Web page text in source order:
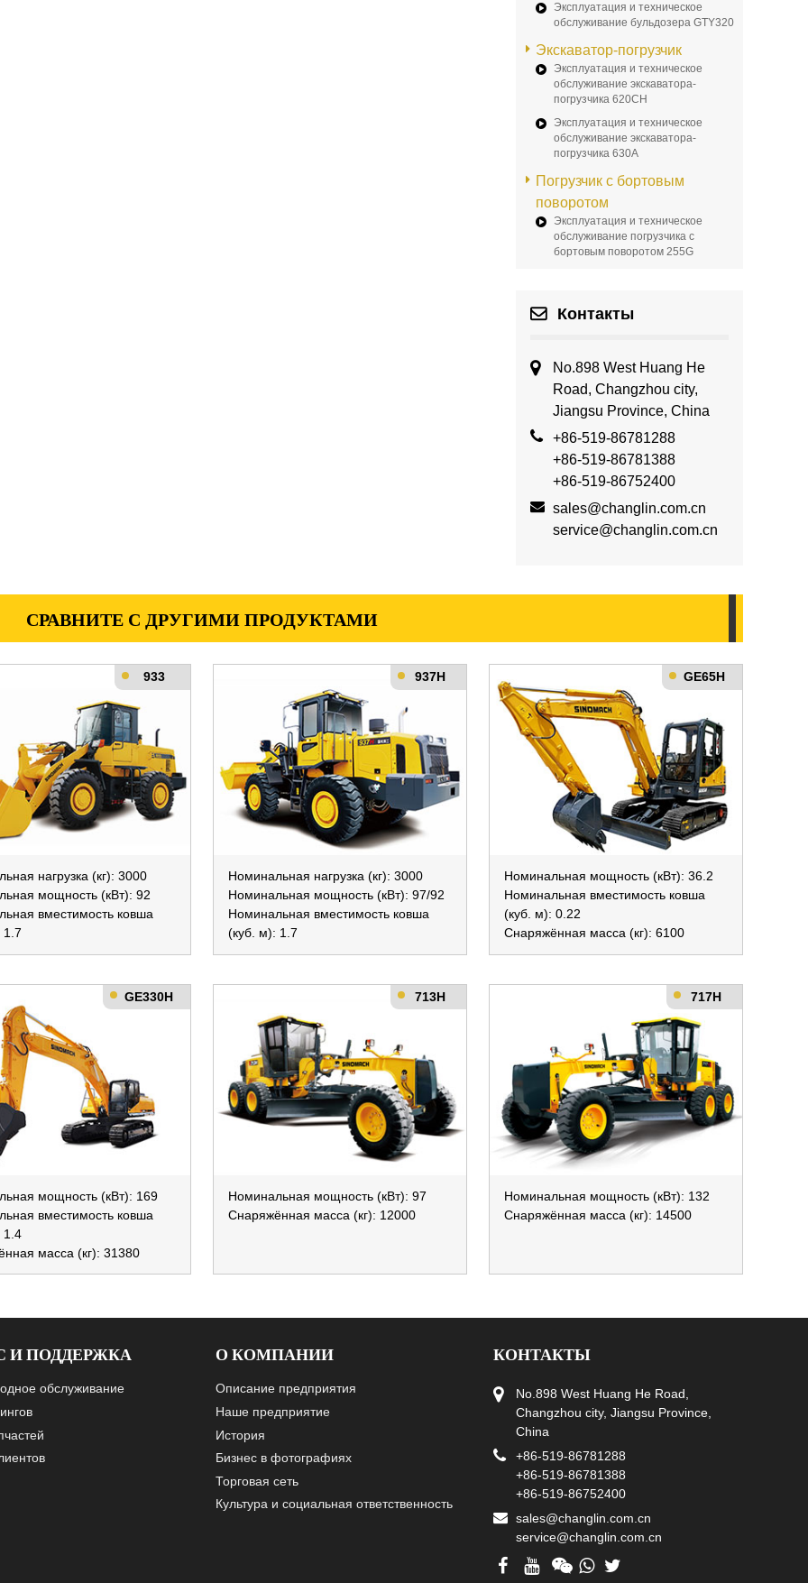
Эксплуатация и техническое
обслуживание бульдозера GTY320
Экскаватор-погрузчик
Эксплуатация и техническое
обслуживание экскаватора-
погрузчика 620CH
Эксплуатация и техническое
обслуживание экскаватора-
погрузчика 630A
Погрузчик с бортовым
поворотом
Эксплуатация и техническое
обслуживание погрузчика с
бортовым поворотом 255G
Контакты
No.898 West Huang He
Road, Changzhou city,
Jiangsu Province, China
+86-519-86781288
+86-519-86781388
+86-519-86752400
sales@changlin.com.cn
service@changlin.com.cn
СРАВНИТЕ С ДРУГИМИ ПРОДУКТАМИ
933
нагрузка (кг): 3000
мощность (кВт): 92
вместимость ковша
1.7
937H
Номинальная нагрузка (кг): 3000
Номинальная мощность (кВт): 97/92
Номинальная вместимость ковша
(куб. м): 1.7
GE65H
Номинальная мощность (кВт): 36.2
Номинальная вместимость ковша
(куб. м): 0.22
Снаряжённая масса (кг): 6100
GE330H
мощность (кВт): 169
вместимость ковша
1.4
масса (кг): 31380
713H
Номинальная мощность (кВт): 97
Снаряжённая масса (кг): 12000
717H
Номинальная мощность (кВт): 132
Снаряжённая масса (кг): 14500
И ПОДДЕРЖКА
обслуживание
О КОМПАНИИ
Описание предприятия
Наше предприятие
История
Бизнес в фотографиях
Торговая сеть
Культура и социальная ответственность
КОНТАКТЫ
No.898 West Huang He Road,
Changzhou city, Jiangsu Province,
China
+86-519-86781288
+86-519-86781388
+86-519-86752400
sales@changlin.com.cn
service@changlin.com.cn